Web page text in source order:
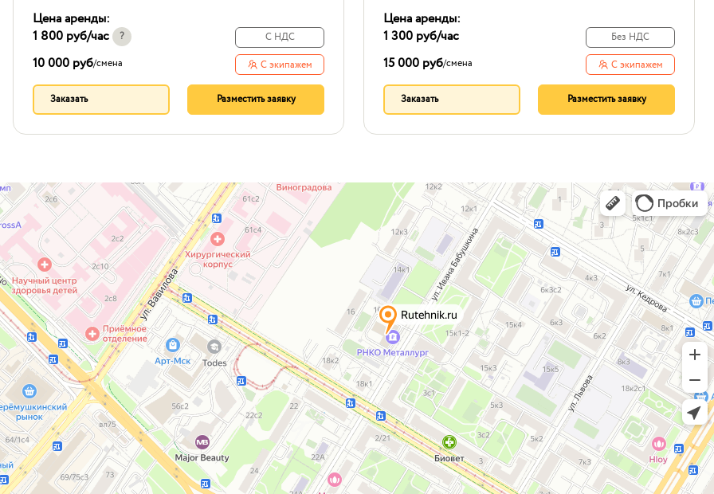
Цена аренды:
1 800 руб/час ?
10 000 руб/смена
С НДС
С экипажем
Заказать Разместить заявку
Цена аренды:
1 300 руб/час
15 000 руб/смена
Без НДС
С экипажем
Заказать Разместить заявку